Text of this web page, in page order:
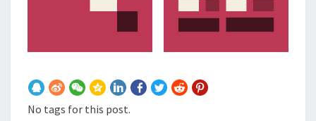
No tags for this post.